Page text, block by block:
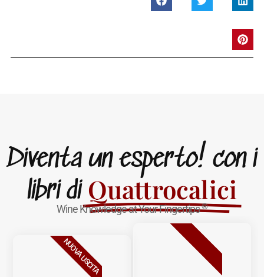
Diventa un esperto! con i
libri di Quattrocalici
Wine Knowledge at Your Fingertips®
NUOVA USCITA BESTSELLER